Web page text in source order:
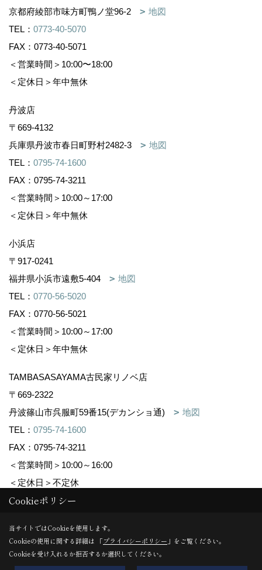
京都府綾部市味方町鴨ノ堂96-2
地図
TEL： 0773-40-5070
FAX：0773-40-5071
＜営業時間＞10:00〜18:00
＜定休日＞年中無休
丹波店
〒669-4132
兵庫県丹波市春日町野村2482-3
地図
TEL： 0795-74-1600
FAX：0795-74-3211
＜営業時間＞10:00～17:00
＜定休日＞年中無休
小浜店
〒917-0241
福井県小浜市遠敷5-404
地図
TEL： 0770-56-5020
FAX：0770-56-5021
＜営業時間＞10:00～17:00
＜定休日＞年中無休
TAMBASASAYAMA古民家リノベ店
〒669-2322
丹波篠山市呉服町59番15(デカンショ通)
地図
TEL： 0795-74-1600
FAX：0795-74-3211
＜営業時間＞10:00～16:00
＜定休日＞不定休
Copyright (c) 株式会社森下住建. All Rights Reserved.
Produced byゴデスクリエイト
Cookieポリシー
当サイトではCookieを使用します。
Cookieの使用に関する詳細は 「プライバシーポリシー 」をご覧ください。
Cookieを受け入れるか拒否するか選択してください。